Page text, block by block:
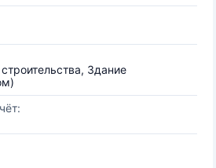
Здание